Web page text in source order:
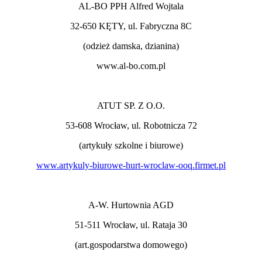
AL-BO PPH Alfred Wojtala
32-650 KĘTY, ul. Fabryczna 8C
(odzież damska, dzianina)
www.al-bo.com.pl
ATUT SP. Z O.O.
53-608 Wrocław, ul. Robotnicza 72
(artykuły szkolne i biurowe)
www.artykuly-biurowe-hurt-wroclaw-ooq.firmet.pl
A-W. Hurtownia AGD
51-511 Wrocław, ul. Rataja 30
(art.gospodarstwa domowego)